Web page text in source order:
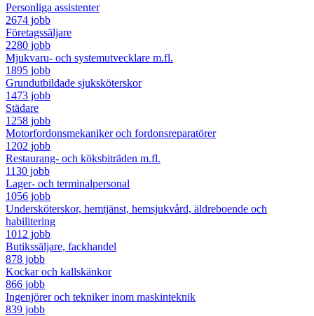
Personliga assistenter
2674 jobb
Företagssäljare
2280 jobb
Mjukvaru- och systemutvecklare m.fl.
1895 jobb
Grundutbildade sjuksköterskor
1473 jobb
Städare
1258 jobb
Motorfordonsmekaniker och fordonsreparatörer
1202 jobb
Restaurang- och köksbiträden m.fl.
1130 jobb
Lager- och terminalpersonal
1056 jobb
Undersköterskor, hemtjänst, hemsjukvård, äldreboende och
habilitering
1012 jobb
Butikssäljare, fackhandel
878 jobb
Kockar och kallskänkor
866 jobb
Ingenjörer och tekniker inom maskinteknik
839 jobb